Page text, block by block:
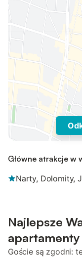
Główne atrakcje w
Narty, Dolomity,
Najlepsze
apartamenty
Goście są zgodni: